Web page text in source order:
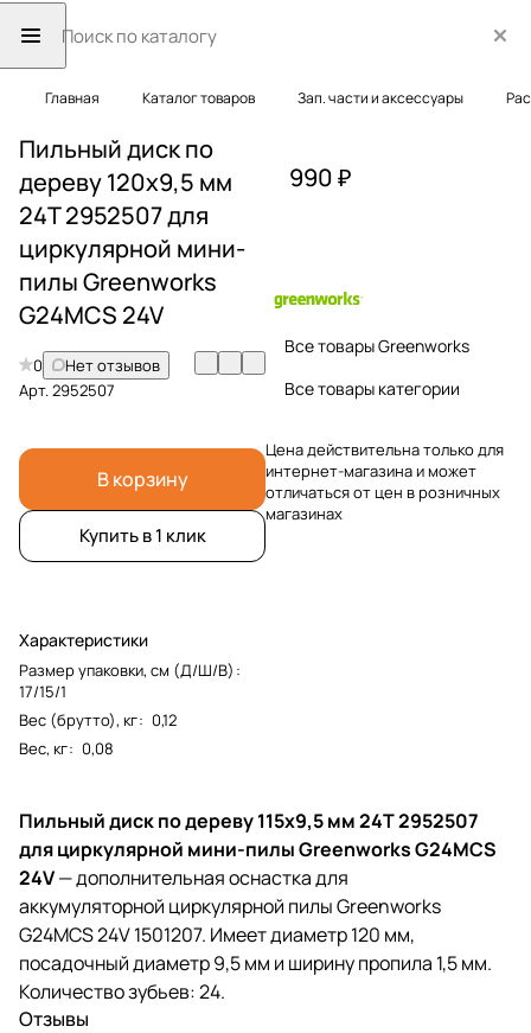
Главная Каталог товаров Зап. части и аксессуары
Пильный диск по
дереву 120х9,5 мм
24T 2952507 для
циркулярной мини-
пилы Greenworks
G24MCS 24V
0
Нет отзывов
Арт.2952507
В корзину
Купить в 1 клик
Характеристики
Размер упаковки, см (Д/Ш/В) :
17/15/1
Вес (брутто), кг: 0,12
Вес, кг: 0,08
990 ₽
Все товары Greenworks
Все товары категории
Цена действительна только для
интернет-магазина и может
отличаться от цен в розничных
магазинах
Пильный диск по дереву 115х9,5 мм 24T 2952507
для циркулярной мини-пилы Greenworks G24MCS
24V— дополнительная оснастка для
аккумуляторной циркулярной пилы Greenworks
G24MCS 24V 1501207. Имеет диаметр 120 мм,
посадочный диаметр 9,5 мм и ширину пропила 1,5 мм.
Количество зубьев: 24.
Отзывы